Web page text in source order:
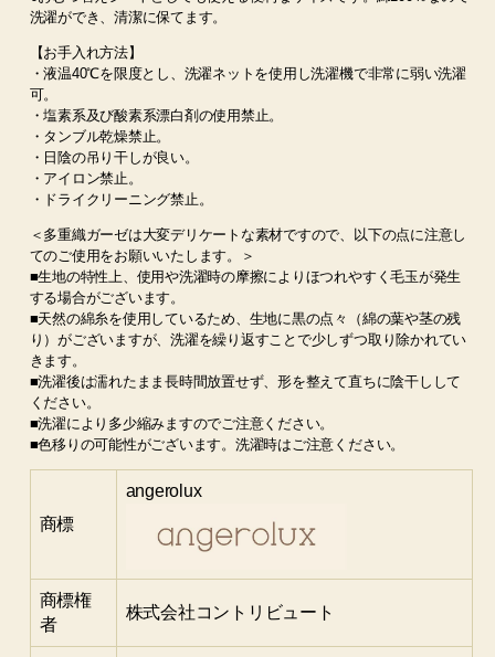
洗濯ができ、清潔に保てます。
【お手入れ方法】
・液温40℃を限度とし、洗濯ネットを使用し洗濯機で非常に弱い洗濯
可。
・塩素系及び酸素系漂白剤の使用禁止。
・タンブル乾燥禁止。
・日陰の吊り干しが良い。
・アイロン禁止。
・ドライクリーニング禁止。
＜多重織ガーゼは大変デリケートな素材ですので、以下の点に注意し
てのご使用をお願いいたします。＞
■生地の特性上、使用や洗濯時の摩擦によりほつれやすく毛玉が発生
する場合がございます。
■天然の綿糸を使用しているため、生地に黒の点々（綿の葉や茎の残
り）がございますが、洗濯を繰り返すことで少しずつ取り除かれてい
きます。
■洗濯後は濡れたまま長時間放置せず、形を整えて直ちに陰干しして
ください。
■洗濯により多少縮みますのでご注意ください。
■色移りの可能性がございます。洗濯時はご注意ください。
商標
angerolux
商標権
者
株式会社コントリビュート